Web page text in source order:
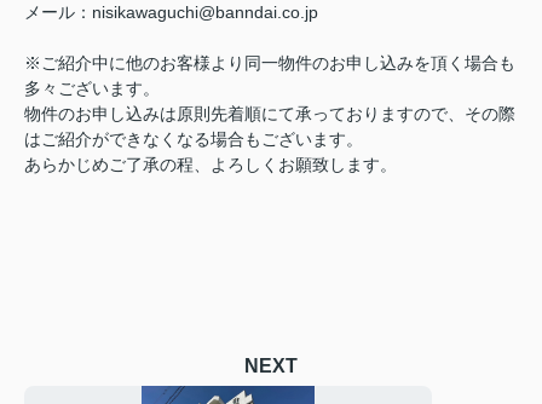
メール ： nisikawaguchi@banndai.co.jp
※ご紹介中に他のお客様より同一物件のお申し込みを頂く場合も
多々ございます。
物件のお申し込みは原則先着順にて承っておりますので、その際
はご紹介ができなくなる場合もございます。
あらかじめご了承の程、よろしくお願致します。
NEXT